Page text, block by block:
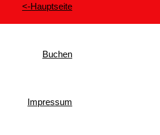
<-Hauptseite
Buchen
Impressum